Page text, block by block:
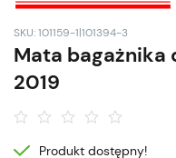
SKU: 101159-1|101394-3
Mata bagażnika
2019
Produkt dostępny!